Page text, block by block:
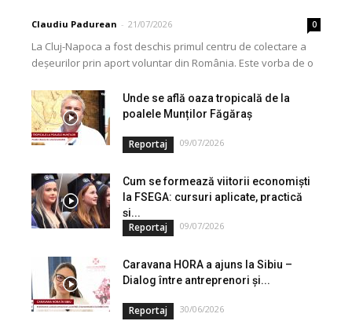
Claudiu Padurean - 21/07/2026 0
La Cluj-Napoca a fost deschis primul centru de colectare a
deșeurilor prin aport voluntar din România. Este vorba de o
Unde se află oaza tropicală de la
poalele Munților Făgăraș
Reportaj 09/07/2026
Cum se formează viitorii economiști
la FSEGA: cursuri aplicate, practică
și...
Reportaj 09/07/2026
Caravana HORA a ajuns la Sibiu –
Dialog între antreprenori și...
Reportaj 30/06/2026